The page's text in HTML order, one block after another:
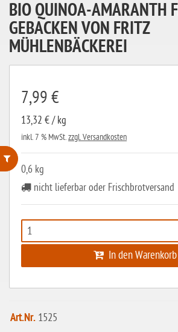
ohne Weizenstärke
laktosefrei
ohne Hefe
Bio
BIO QUINOA-AMARANTH
GEBACKEN VON FRITZ
MÜHLENBÄCKEREI
7,99 €
13,32 € / kg
inkl. 7 % MwSt.zzgl. Versandkosten
0,6 kg
nicht lieferbar oder Frischbrotversand
In den Warenkorb
Art.Nr. 1525